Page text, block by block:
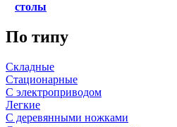
столы
По типу
Складные
Стационарные
С электроприводом
Легкие
С деревянными ножками